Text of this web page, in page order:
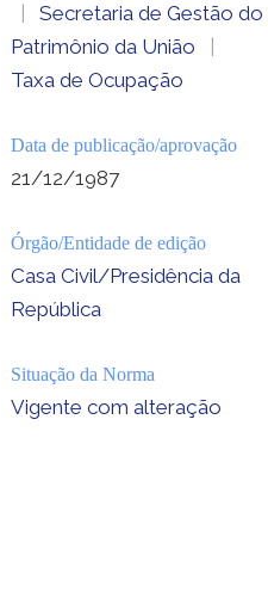
Secretaria de Gestão do
Patrimônio da União
Taxa de Ocupação
Data de publicação/aprovação
21/12/1987
Órgão/Entidade de edição
Casa Civil/Presidência da
República
Situação da Norma
Vigente com alteração